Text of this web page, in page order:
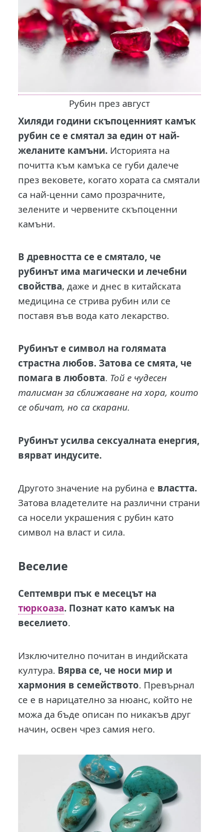
Рубин през август
Хиляди години скъпоценният камък
рубин се е смятал за един от най-
желаните камъни. Историята на
почитта към камъка се губи далече
през вековете, когато хората са смятали
са най-ценни само прозрачните,
зелените и червените скъпоценни
камъни.
В древността се е смятало, че
рубинът има магически и лечебни
свойства, даже и днес в китайската
медицина се стрива рубин или се
поставя във вода като лекарство.
Рубинът е символ на голямата
страстна любов. Затова се смята, че
помага в любовта. Той е чудесен
талисман за сближаване на хора, които
се обичат, но са скарани.
Рубинът усилва сексуалната енергия,
вярват индусите.
Другото значение на рубина е властта.
Затова владетелите на различни страни
са носели украшения с рубин като
символ на власт и сила.
Веселие
Септември пък е месецът на
тюркоаза. Познат като камък на
веселието.
Изключително почитан в индийската
култура. Вярва се, че носи мир и
хармония в семейството. Превърнал
се е в нарицателно за нюанс, който не
можа да бъде описан по никакъв друг
начин, освен чрез самия него.